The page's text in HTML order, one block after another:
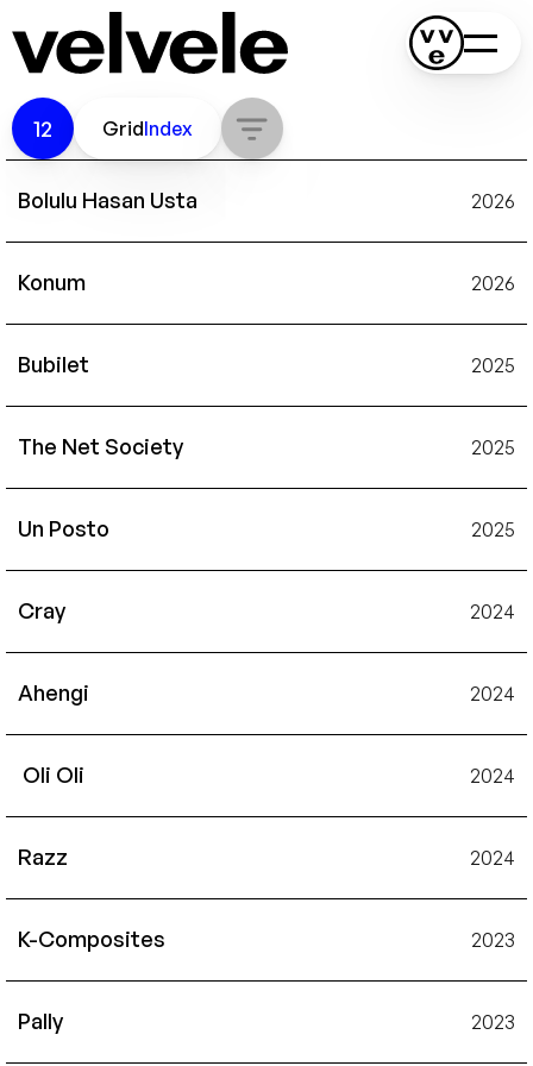
12 GridIndex
Bolulu Hasan Usta 2026
Konum 2026
Bubilet 2025
The Net Society 2025
Un Posto 2025
Cray 2024
Ahengi 2024
Oli Oli 2024
Razz 2024
K-Composites 2023
Pally 2023